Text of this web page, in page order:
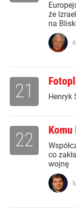
że
na
Henryk
21
co
wojnę
22